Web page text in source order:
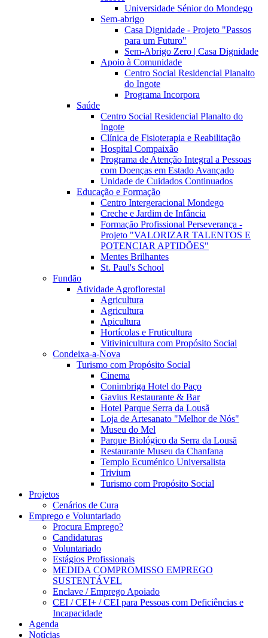
Universidade Sénior do Mondego
Sem-abrigo
Casa Dignidade - Projeto "Passos
para um Futuro"
Sem-Abrigo Zero | Casa Dignidade
Apoio à Comunidade
Centro Social Residencial Planalto
do Ingote
Programa Incorpora
Saúde
Centro Social Residencial Planalto do
Ingote
Clínica de Fisioterapia e Reabilitação
Hospital Compaixão
Programa de Atenção Integral a Pessoas
com Doenças em Estado Avançado
Unidade de Cuidados Continuados
Educação e Formação
Centro Intergeracional Mondego
Creche e Jardim de Infância
Formação Profissional Perseverança -
Projeto "VALORIZAR TALENTOS E
POTENCIAR APTIDÕES"
Mentes Brilhantes
St. Paul's School
Fundão
Atividade Agroflorestal
Agricultura
Agricultura
Apicultura
Hortícolas e Fruticultura
Vitivinicultura com Propósito Social
Condeixa-a-Nova
Turismo com Propósito Social
Cinema
Conimbriga Hotel do Paço
Gavius Restaurante & Bar
Hotel Parque Serra da Lousã
Loja de Artesanato "Melhor de Nós"
Museu do Mel
Parque Biológico da Serra da Lousã
Restaurante Museu da Chanfana
Templo Ecuménico Universalista
Trivium
Turismo com Propósito Social
Projetos
Cenários de Cura
Emprego e Voluntariado
Procura Emprego?
Candidaturas
Voluntariado
Estágios Profissionais
MEDIDA COMPROMISSO EMPREGO
SUSTENTÁVEL
Enclave / Emprego Apoiado
CEI / CEI+ / CEI para Pessoas com Deficiências e
Incapacidade
Agenda
Notícias